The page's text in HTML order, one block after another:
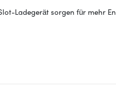
Ladegerät sorgen für mehr